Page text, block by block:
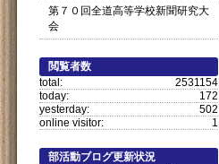
第７０回全道高等学校新聞研究大
会
閲覧者数
2531154
total:
172
today:
502
yesterday:
1
online visitor:
部活動ブログ更新状況